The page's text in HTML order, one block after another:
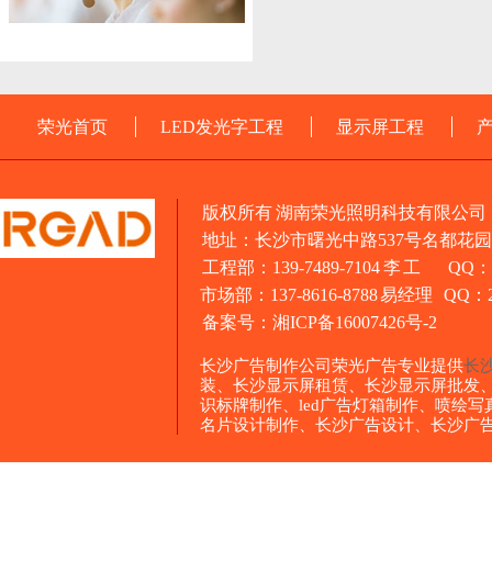
荣光首页 LED发光字工程 显示屏工程
版权所有 湖南荣光照明科技有限公
地址：长沙市曙光中路537号名都花
工程部：139-7489-7104 李 工 QQ：
市场部：137-8616-8788 易经理 QQ：
备案号：湘ICP备16007426号-2
长沙广告制作公司荣光广告专业提供长
装、长沙显示屏租赁、长沙显示屏批发
识标牌制作、led广告灯箱制作、喷绘
名片设计制作、长沙广告设计、长沙广